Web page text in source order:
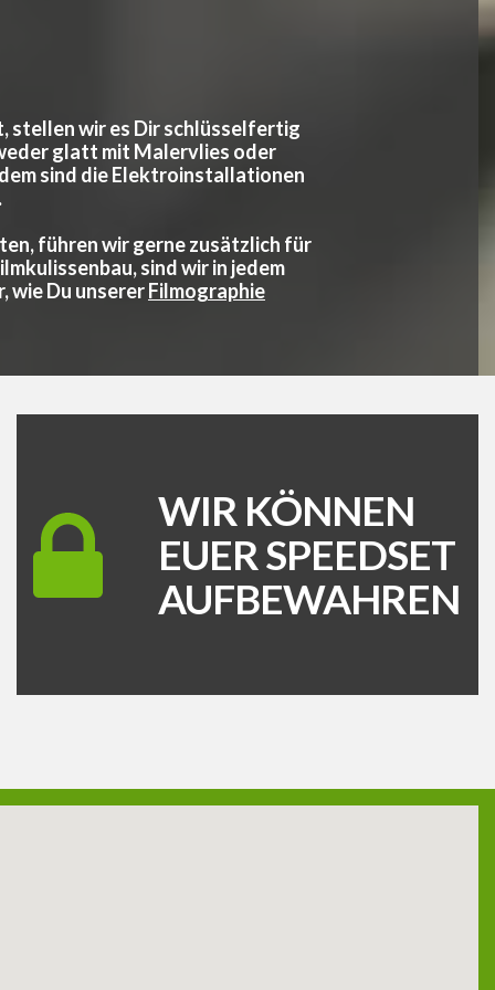
stellen wir es Dir schlüsselfertig
glatt mit Malervlies oder
sind die Elektroinstallationen
führen wir gerne zusätzlich für
sind wir in jedem
wie Du unsererFilmographie
WIR KÖNNEN
EUER SPEEDSET
AUFBEWAHREN